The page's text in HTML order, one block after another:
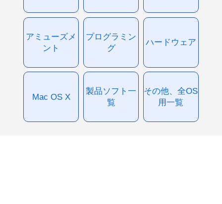
アミューズメ
ント
プログラミン
グ
ハードウェア
Mac OS X
製品ソフト一
覧
その他、全OS
用一覧